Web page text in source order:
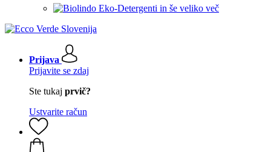
Eko-Detergenti in še veliko več
Prijava
Prijavite se zdaj
Ste tukaj prvič?
Ustvarite račun